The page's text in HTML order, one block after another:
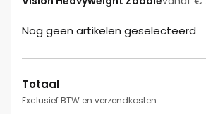
Nog geen artikelen geselecteerd
Totaal
Exclusief BTW en verzendkosten